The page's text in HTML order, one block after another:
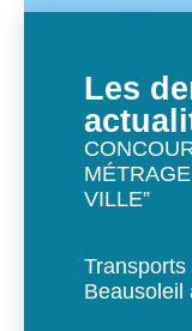
Les
VILLE”
Beausoleil